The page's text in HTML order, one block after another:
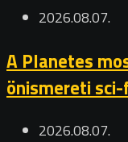
2026.08.07.
A Planetes
önismereti
2026.08.07.